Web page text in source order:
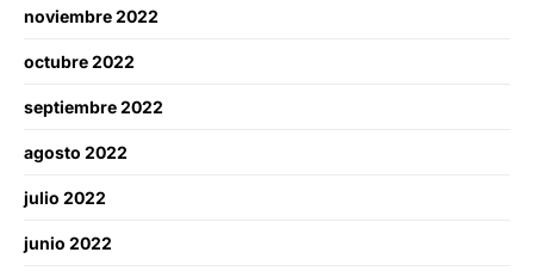
noviembre 2022
octubre 2022
septiembre 2022
agosto 2022
julio 2022
junio 2022